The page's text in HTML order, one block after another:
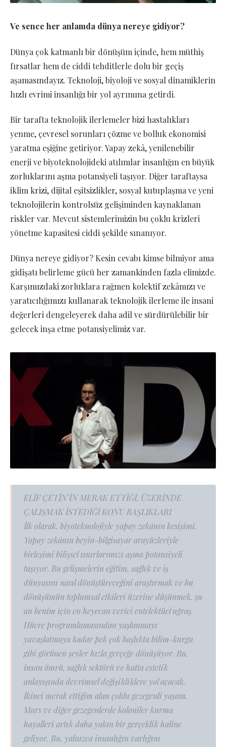
Ve sence her anlamda dünya nereye gidiyor?
Dünya çok katmanlı bir dönüşüm içinde, hem müthiş
fırsatlar hem de ciddi tehditlerle dolu bir geçiş
aşamasındayız. Teknoloji, biyoloji ve sosyal dinamiklerin
hızlı evrimi insanlığı bir yol ayrımına getirdi.
Bir tarafta teknolojik ilerlemeler bizi hastalıkları
yenme, çevresel sorunları çözme ve bolluk ekonomisi
yaratma eşiğine getiriyor. Yapay zekâ, yenilenebilir
enerji ve biyoteknolojideki atılımlar insanlığın en büyük
zorluklarını aşma potansiyeli taşıyor. Diğer taraftaysa
iklim krizi, dijital eşitsizlikler, sosyal kutuplaşma ve yeni
teknolojilerin kontrolsüz gelişiminden kaynaklanan
riskler var. Mevcut sistemlerimizin bu çoklu krizleri
yönetme kapasitesi ciddi şekilde sınanıyor.
Dünya nereye gidiyor? Kesin cevabı kimse bilmiyor ama
gidişatı belirleme gücü her zamankinden fazla elimizde.
Karşımızdaki zorluklara rağmen kolektif zekâmızı ve
yaratıcılığımızı kullanarak teknolojik ilerleme ile insani
değerleri dengeleyerek daha adil ve sürdürülebilir bir
gelecek inşa etme potansiyelimiz var.
ELİF ÇETİN’İN MERAK ETTİĞİ, ÜZERİNDE
ÇALIŞMAK İSTEDİĞİ KONU BAŞLIKLARI
İlk olarak, biyoteknolojiyle yapay zekânın kesişimi.
Yapay zekânın beyin-bilgisayar arayüzleriyle
birleşimi bilişsel sınırlarımızı aşma potansiyeli
taşıyor. Bu gelişmelerin eğitim, sağlık ve iş
dünyasını nasıl dönüştüreceğini araştırmak ve bu
dönüşümün toplumsal etkileri üzerine düşünmek, şu
an benim için en heyecan verici entelektüel uğraş.
Hücre programlamasından yaşlanmayı
yavaşlatmaya kadar pek çok başlıkta bilim-kurgu
gibi görünen şeyler hızla gerçeğe dönüşüyor. Bu,
insan ömrü, sağlık sektörü ve hatta estetik
anlayışında devrimsel değişikliklere yol açacak.
İkinci merak ettiğim alan çoklu gezegenli yaşam.
Mars ve diğer gezegenlerde koloniler kurma
hayalleri artık daha yakın bir gerçeklik haline
geliyor. Bu, yalnızca insanlığın varlığını